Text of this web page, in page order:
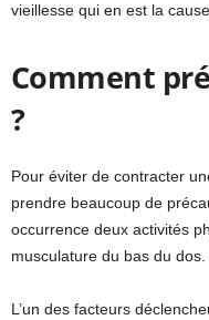
vieillesse qui en est la
Comment
?
Pour éviter de contracter
prendre beaucoup de
occurrence deux activités
musculature du bas du dos.
L’un des facteurs